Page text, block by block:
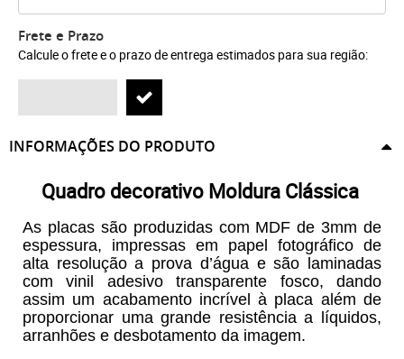
Frete e Prazo
Calcule o frete e o prazo de entrega estimados para sua região:
INFORMAÇÕES DO PRODUTO
Quadro decorativo Moldura Clássica
As placas são produzidas com MDF de 3mm de
espessura, impressas em papel fotográfico de
alta resolução a prova d’água e são laminadas
com vinil adesivo transparente fosco, dando
assim um acabamento incrível à placa além de
proporcionar uma grande resistência a líquidos,
arranhões e desbotamento da imagem.